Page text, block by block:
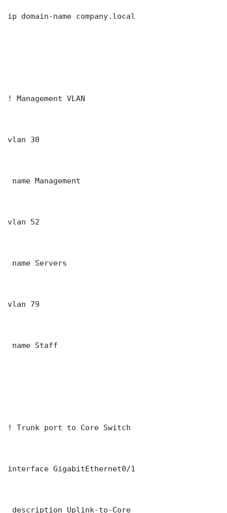
ip domain-name company.local
! Management VLAN
vlan 30
name Management
vlan 52
name Servers
vlan 79
name Staff
! Trunk port to Core Switch
interface GigabitEthernet0/1
description Uplink-to-Core